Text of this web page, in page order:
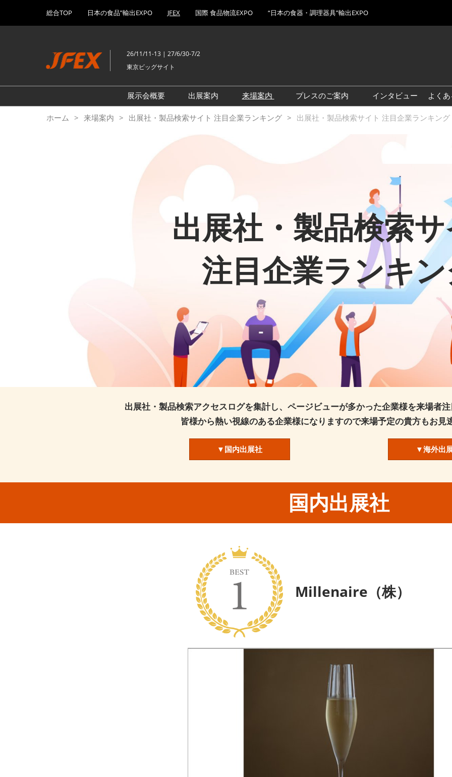
キ
し
て
to
総合TOP 日本の食品”輸出EXPO JFEX 国際 食品物流EXPO “日本の食器・調理器具”輸出EXPO
26/11/11-13 | 27/6/30-7/2
東京ビッグサイト
简体
展示会概要
加工食品EXPO～JFEX FOOD
ワイン・酒EXPO～JFEX
WINE～
プレミアム食品EXPO～JFEX
生鮮食品EXPO～JFEX FRESH
出展案内
ご契約後から会期当日まで
出展社インタビュー
来場案内
JFEX AWARDS
目企業ランキング
JFEX お気に入り企業セレク
トによる来場登録ページ
シー
プレスのご案内
ロゴダウンロード
インタビュー よく
ホーム 来場案内 出展社・製品検索サイト 注目企業ランキング 出展社・製品検索サイト 注目企業ランキング
出展社・製品検索サ
注目企業ランキ
出展社・製品検索アクセスログを集計し、ページビューが多かった企業様を来場者
皆様から熱い視線のある企業様になりますので来場予定の貴方もお見
▼国内出展社 ▼海外出
国内出展社
Millenaire（株）